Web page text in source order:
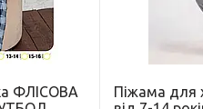
ФЛІСОВА
Піжама для